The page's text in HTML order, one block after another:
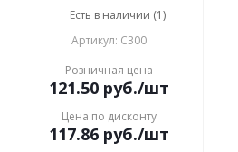
Есть в наличии (1)
Артикул: С300
Розничная цена
121.50руб./шт
Цена по дисконту
117.86руб./шт